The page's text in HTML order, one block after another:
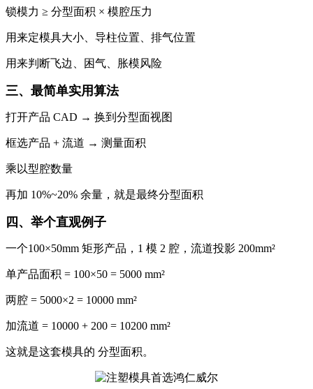
锁模力 ≥ 分型面积 × 模腔压力
用来定模具大小、导柱位置、排气位置
用来判断飞边、困气、胀模风险
三、最简单实用算法
打开产品 CAD → 换到分型面视图
框选产品 + 流道 → 测量面积
乘以型腔数量
再加 10%~20% 余量，就是最终分型面积
四、举个直观例子
一个100×50mm 矩形产品，1 模 2 腔，流道投影 200mm²
单产品面积 = 100×50 = 5000 mm²
两腔 = 5000×2 = 10000 mm²
加流道 = 10000 + 200 = 10200 mm²
这就是这套模具的 分型面积。